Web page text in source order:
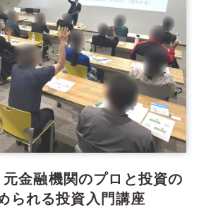
元金融機関のプロと投資の
られる投資入門講座